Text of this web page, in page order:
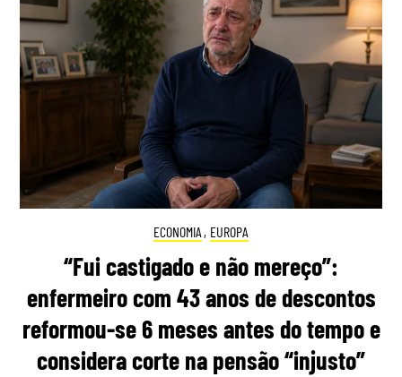
ECONOMIA , EUROPA
“Fui castigado e não mereço”:
enfermeiro com 43 anos de descontos
reformou-se 6 meses antes do tempo e
considera corte na pensão “injusto”